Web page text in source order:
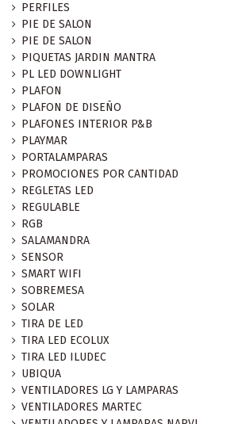
PERFILES
PIE DE SALON
PIE DE SALON
PIQUETAS JARDIN MANTRA
PL LED DOWNLIGHT
PLAFON
PLAFON DE DISEÑO
PLAFONES INTERIOR P&B
PLAYMAR
PORTALAMPARAS
PROMOCIONES POR CANTIDAD
REGLETAS LED
REGULABLE
RGB
SALAMANDRA
SENSOR
SMART WIFI
SOBREMESA
SOLAR
TIRA DE LED
TIRA LED ECOLUX
TIRA LED ILUDEC
UBIQUA
VENTILADORES LG Y LAMPARAS
VENTILADORES MARTEC